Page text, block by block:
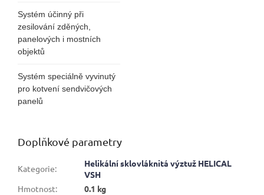
Systém účinný při
zesilování zděných,
panelových i mostních
objektů
Systém speciálně vyvinutý
pro kotvení sendvičových
panelů
Doplňkové parametry
Kategorie:
Helikální sklovláknitá výztuž HELICAL
VSH
Hmotnost:
0.1 kg